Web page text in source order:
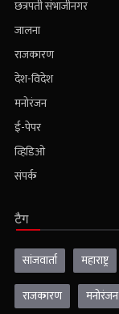
छत्रपती संभाजीनगर
जालना
राजकारण
देश-विदेश
मनोरंजन
ई-पेपर
व्हिडिओ
संपर्क
टैग
सांजवार्ता महाराष्ट्र
राजकारण
मनोरंजन